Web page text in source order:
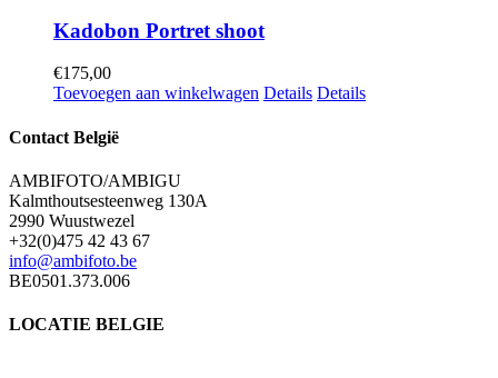
Kadobon Portret shoot
€175,00
Toevoegen aan winkelwagen Details Details
Contact België
AMBIFOTO/AMBIGU
Kalmthoutsesteenweg 130A
2990 Wuustwezel
+32(0)475 42 43 67
info@ambifoto.be
BE0501.373.006
LOCATIE BELGIE